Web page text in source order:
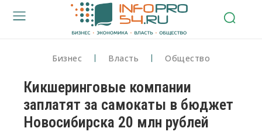
Бизнес Власть Общество
Кикшеринговые компании
заплатят за самокаты в бюджет
Новосибирска 20 млн рублей